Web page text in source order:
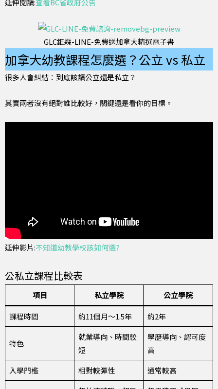
延伸閱讀:查看BC省政府公告
GLC鉅霖-LINE-免費送加拿大精選電子書
加拿大幼教課程怎麼選？公立 vs 私立
很多人會糾結：到底該讀公立還是私立？
其實兩者沒有絕對誰比較好，關鍵還是看你的目標。
延伸影片:不知道幼教學校該如何選?
公私立課程比較表
項目 私立學院 公立學院
課程時間 約11個月～1.5年 約2年
特色
就業導向、時間較
短
學歷導向、認可度
高
入學門檻
相對較彈性
通常較高